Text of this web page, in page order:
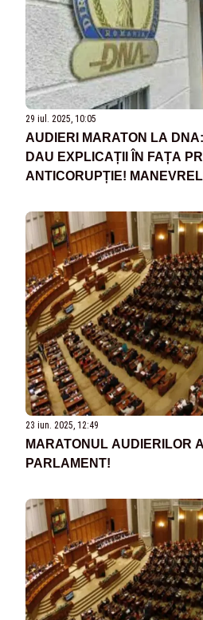
29 iul. 2025, 10:05
AUDIERI MARATON LA
DAU EXPLICAȚII ÎN FAȚA
ANTICORUPȚIE!
23 iun. 2025, 12:49
MARATONUL AUDIERILOR
PARLAMENT!